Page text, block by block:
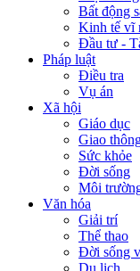
Bất động
Kinh tế vĩ
Đầu tư -
Pháp luật
Điều tra
Vụ án
Xã hội
Giáo dục
Giao
Sức khỏe
Đời sống
Môi
Văn hóa
Giải trí
Thể thao
Đời sống